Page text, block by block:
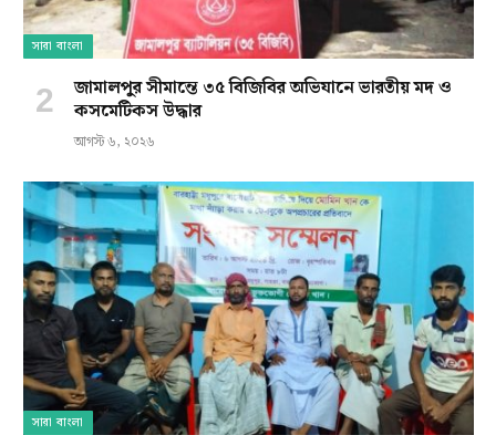
সারা বাংলা
জামালপুর সীমান্তে ৩৫ বিজিবির অভিযানে ভারতীয় মদ ও
কসমেটিকস উদ্ধার
আগস্ট ৬, ২০২৬
সারা বাংলা